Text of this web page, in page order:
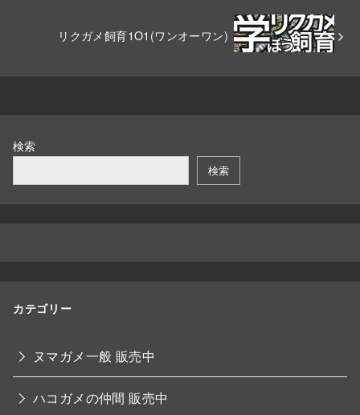
リクガメ飼育1O1(ワンオーワン)
検索
検索
カテゴリー
ヌマガメ一般 販売中
ハコガメの仲間 販売中